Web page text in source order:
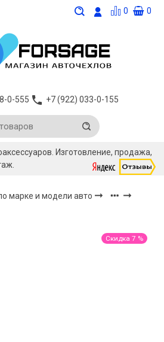
0 0
0-555 +7 (922) 033-0-155
Изготовление, продажа,
марке и модели авто
Скидка 7 %